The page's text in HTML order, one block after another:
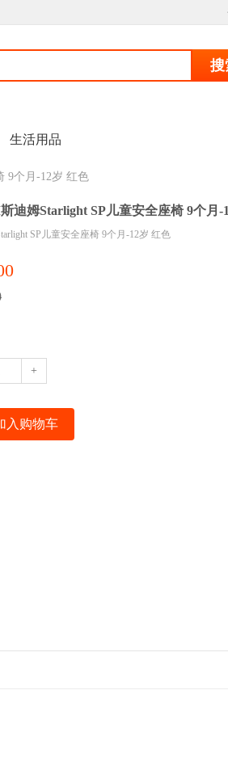
搜
生活用品
9个月-12岁 红色
迪姆Starlight SP儿童安全座椅 9个月-
SP儿童安全座椅 9个月-12岁 红色
+